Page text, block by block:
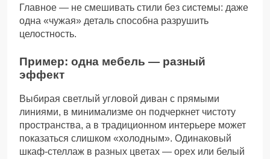
Главное — не смешивать стили без системы: даже
одна «чужая» деталь способна разрушить
целостность.
Пример: одна мебель — разный
эффект
Выбирая светлый угловой диван с прямыми
линиями, в минимализме он подчеркнет чистоту
пространства, а в традиционном интерьере может
показаться слишком «холодным». Одинаковый
шкаф-стеллаж в разных цветах — орех или белый